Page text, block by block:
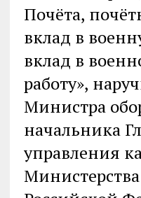
Почёта,
вклад в
вклад в
работу»,
Министра
начальника
управления